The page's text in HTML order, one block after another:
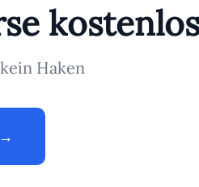
kostenlos
Haken